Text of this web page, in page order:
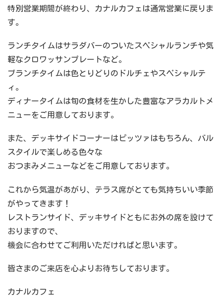
特別営業期間が終わり、カナルカフェは通常営業に戻りま
す。
ランチタイムはサラダバーのついたスペシャルランチや気
軽なクロワッサンプレートなど。
ブランチタイムは色とりどりのドルチェやスペシャルテ
ィ。
ディナータイムは旬の食材を生かした豊富なアラカルトメ
ニューをご用意しております。
また、デッキサイドコーナーはピッツァはもちろん、バル
スタイルで楽しめる色々な
おつまみメニューなどをご用意しております。
これから気温があがり、テラス席がとても気持ちいい季節
がやってきます！
レストランサイド、デッキサイドともにお外の席を設けて
おりますので、
機会に合わせてご利用いただければと思います。
皆さまのご来店を心よりお待ちしております。
カナルカフェ